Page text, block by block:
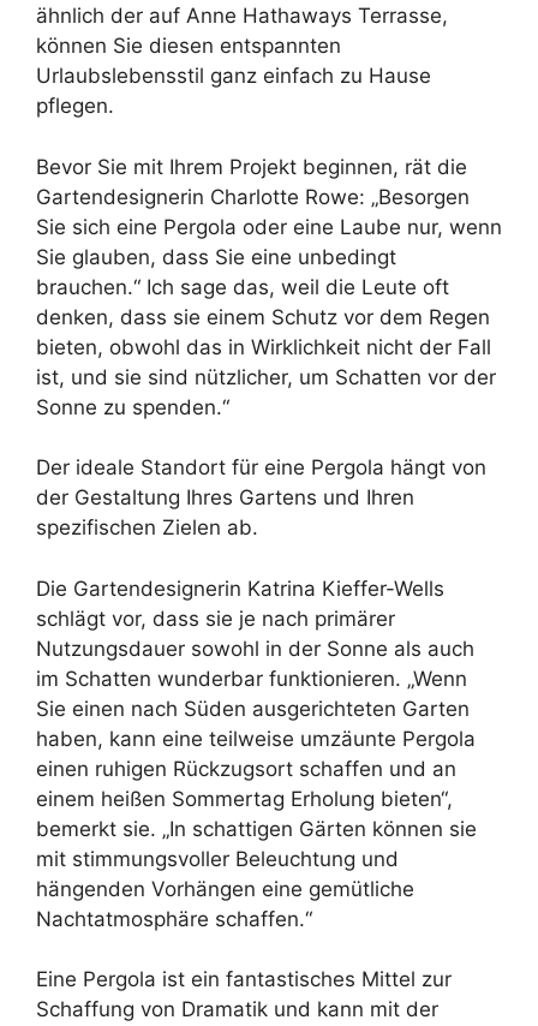
ähnlich der auf Anne Hathaways Terrasse,
können Sie diesen entspannten
Urlaubslebensstil ganz einfach zu Hause
pflegen.
Bevor Sie mit Ihrem Projekt beginnen, rät die
Gartendesignerin Charlotte Rowe: „Besorgen
Sie sich eine Pergola oder eine Laube nur, wenn
Sie glauben, dass Sie eine unbedingt
brauchen.“ Ich sage das, weil die Leute oft
denken, dass sie einem Schutz vor dem Regen
bieten, obwohl das in Wirklichkeit nicht der Fall
ist, und sie sind nützlicher, um Schatten vor der
Sonne zu spenden.“
Der ideale Standort für eine Pergola hängt von
der Gestaltung Ihres Gartens und Ihren
spezifischen Zielen ab.
Die Gartendesignerin Katrina Kieffer-Wells
schlägt vor, dass sie je nach primärer
Nutzungsdauer sowohl in der Sonne als auch
im Schatten wunderbar funktionieren. „Wenn
Sie einen nach Süden ausgerichteten Garten
haben, kann eine teilweise umzäunte Pergola
einen ruhigen Rückzugsort schaffen und an
einem heißen Sommertag Erholung bieten“,
bemerkt sie. „In schattigen Gärten können sie
mit stimmungsvoller Beleuchtung und
hängenden Vorhängen eine gemütliche
Nachtatmosphäre schaffen.“
Eine Pergola ist ein fantastisches Mittel zur
Schaffung von Dramatik und kann mit der